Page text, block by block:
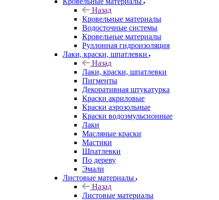
Назад
Кровельные материалы
Водосточные системы
Кровельные материалы
Руллонная гидроизоляция
Лаки, краски, шпатлевки
Назад
Лаки, краски, шпатлевки
Пигменты
Декоративная штукатурка
Краски акриловые
Краски аэрозольные
Краски водоэмульсионные
Лаки
Масляные краски
Мастики
Шпатлевки
По дереву
Эмали
Листовые материалы
Назад
Листовые материалы